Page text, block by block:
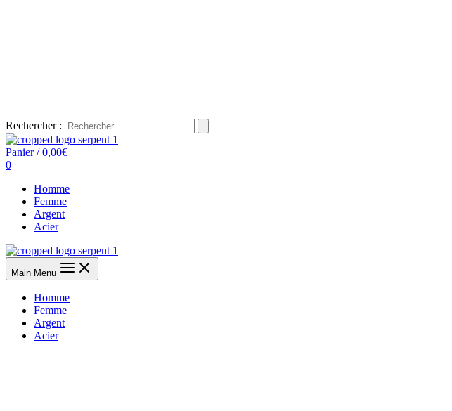
Rechercher :
Panier/0,00€
0
Homme
Femme
Argent
Acier
Main Menu
Homme
Femme
Argent
Acier